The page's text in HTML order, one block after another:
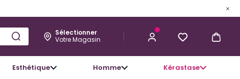
Sélectionner
Votre Magasin
Esthétique Homme
Kérastase